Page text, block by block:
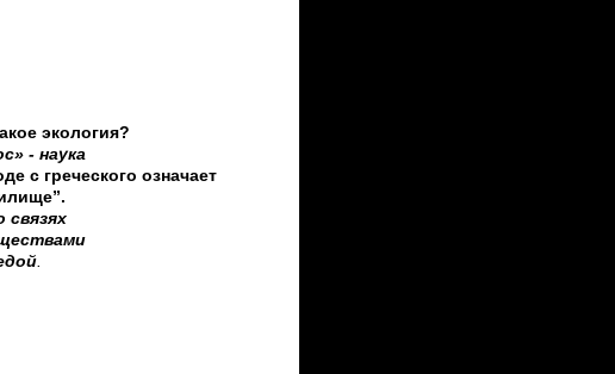
экология?
- наука
с греческого означает
связях
.